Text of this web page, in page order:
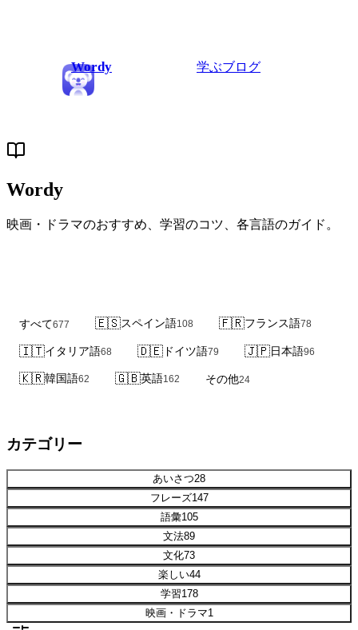
Wordy 学ぶブログ
Wordy
映画・ドラマのおすすめ、学習のコツ、各言語のガイド。
すべて677 🇪🇸スペイン語108 🇫🇷フランス語78
🇮🇹イタリア語68 🇩🇪 ドイツ語79 🇯🇵日本語96
🇰🇷韓国語62 🇬🇧英語162 その他24
カテゴリー
あいさつ28
フレーズ147
語彙105
文法89
文化73
楽しい44
学習178
映画・ドラマ1